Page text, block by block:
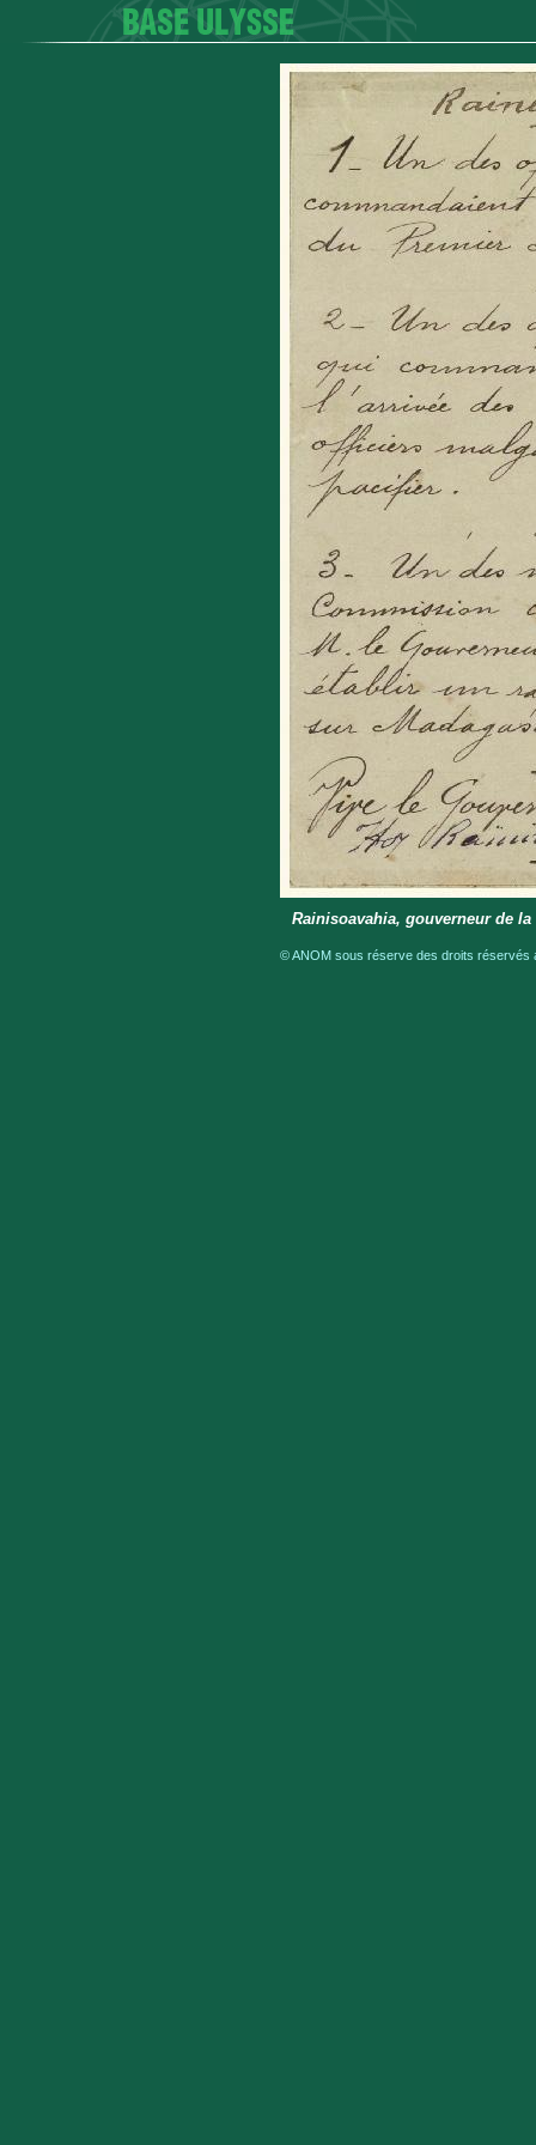
Rainisoavahia, gouverneur de
© ANOM sous réserve des droits réservés